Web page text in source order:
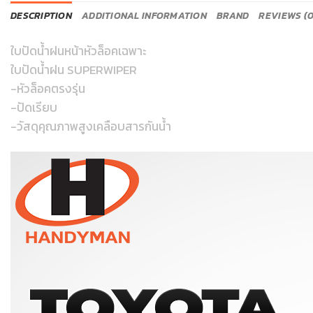
DESCRIPTION ADDITIONAL INFORMATION BRAND REVIEWS
ใบปัดน้ำฝนหน้าหัวล็อคเฉพาะ
ใบปัดน้ำฝน SUPERWIPER
-หัวล็อคตรงรุ่น
-ปัดเรียบ
-วัสดุคุณภาพสูงเคลือบสารกันน้ำ